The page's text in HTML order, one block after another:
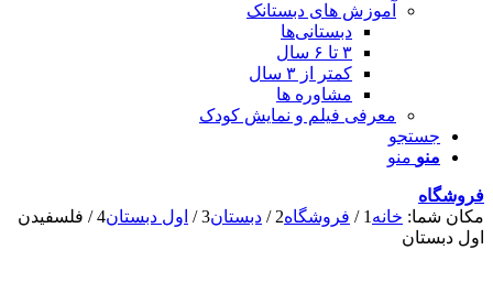
آموزش های دبستانک
دبستانی‌ها
۳ تا ۶ سال
کمتر از ۳ سال
مشاوره ها
معرفی فیلم و نمایش کودک
جستجو
منو منو
فروشگاه
مکان شما: خانه 1
/ فروشگاه2
/ دبستان3
/ اول دبستان4
/ فلسفیدن
اول دبستان